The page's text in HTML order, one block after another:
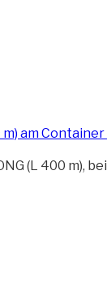
(L 400 m),